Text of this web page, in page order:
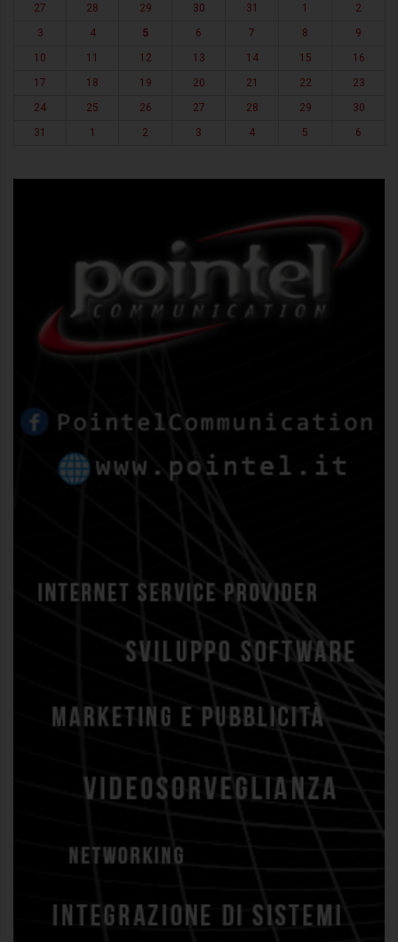
27
28 29 30 31 1
2
3
4 5 6 7 8
9
10
11 12 13 14 15
16
17
18 19 20 21 22
23
24
25 26 27 28 29
30
31
1 2 3 4 5 6